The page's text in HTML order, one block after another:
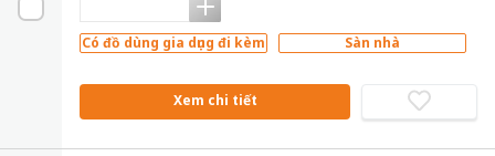
Có đồ dùng gia dụng đi kèm Sàn nhà
Xem chi tiết